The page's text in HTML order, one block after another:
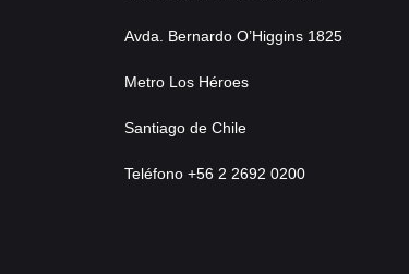
Avda. Bernardo O’Higgins 1825
Metro Los Héroes
Santiago de Chile
Teléfono +56 2 2692 0200